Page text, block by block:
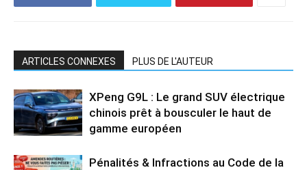
ARTICLES CONNEXES PLUS DE L'AUTEUR
XPeng G9L : Le grand SUV électrique
chinois prêt à bousculer le haut de
gamme européen
Pénalités & Infractions au Code de la